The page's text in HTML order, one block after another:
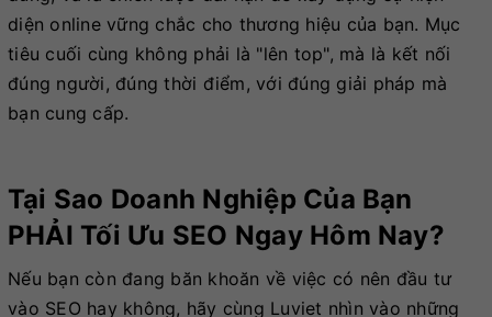
diện online vững chắc cho thương hiệu của bạn. Mục
tiêu cuối cùng không phải là "lên top", mà là kết nối
đúng người, đúng thời điểm, với đúng giải pháp mà
bạn cung cấp.
Tại Sao Doanh Nghiệp Của Bạn
PHẢI Tối Ưu SEO Ngay Hôm Nay?
Nếu bạn còn đang băn khoăn về việc có nên đầu tư
vào SEO hay không, hãy cùng Luviet nhìn vào những